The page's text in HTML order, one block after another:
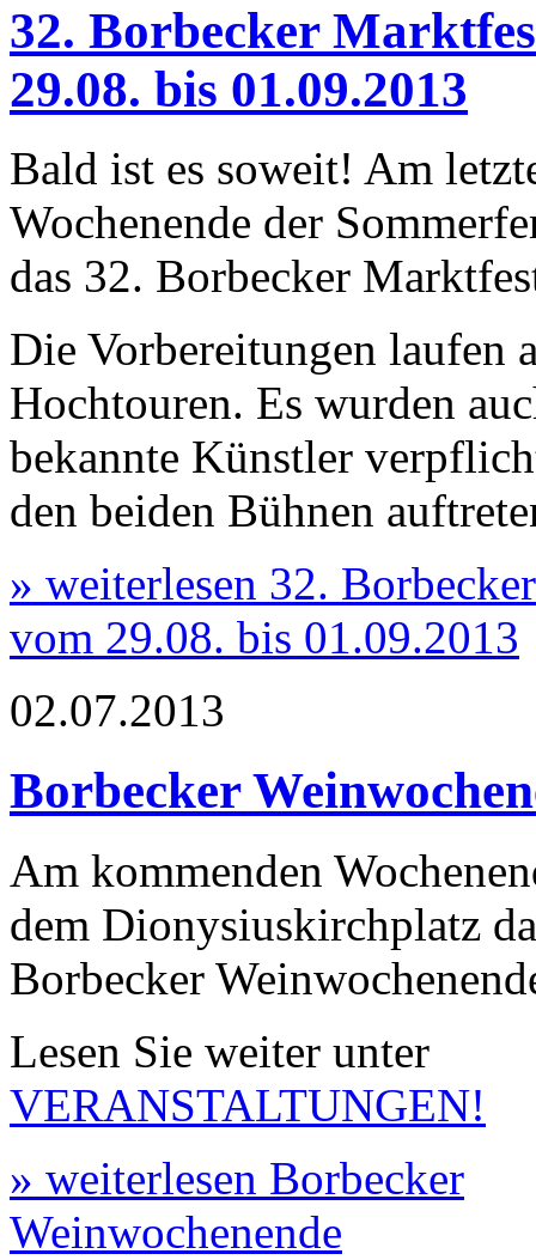
32. Borbecker
29.08. bis 01.09.2013
Bald ist es soweit! Am
Wochenende der
das 32. Borbecker
Die Vorbereitungen laufen
Hochtouren. Es wurden
bekannte Künstler
den beiden Bühnen
» weiterlesen 32.
vom 29.08. bis 01.09.2013
02.07.2013
Borbecker
Am kommenden
dem Dionysiuskirchplatz
Borbecker
Lesen Sie weiter unter
VERANSTALTUNGEN!
» weiterlesen Borbecker
Weinwochenende